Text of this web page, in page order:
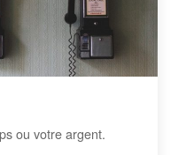
ou votre argent.